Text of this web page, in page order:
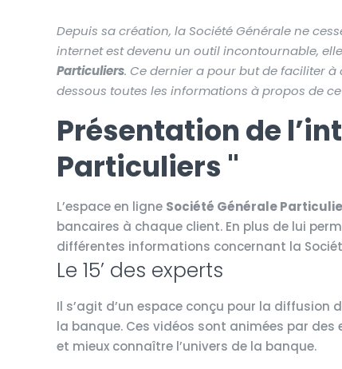
Depuis sa création, la Société Générale ne
internet est devenu un outil incontournable,
Particuliers. Ce dernier a pour but de faciliter
dessous toutes les informations à propos de ce
Présentation de
Particuliers "
L’espace en ligne Société Générale
bancaires à chaque client. En plus de lui
différentes informations concernant la
Le 15’ des experts
Il s’agit d’un espace conçu pour la
la banque. Ces vidéos sont animées par
et mieux connaître l’univers de la banque.